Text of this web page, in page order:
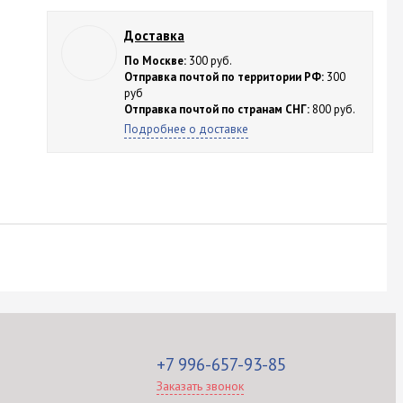
Доставка
По Москве:300 руб.
Отправка почтой по территории РФ:300
руб
Отправка почтой по странам СНГ:800 руб.
Подробнее о доставке
+7 996-657-93-85
Заказать звонок